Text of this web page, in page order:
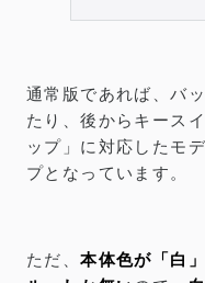
通常版であれば、バ
たり、後からキース
ップ」に対応したモ
プとなっています。
ただ、本体色が「白